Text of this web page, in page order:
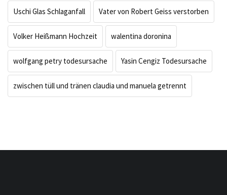
Uschi Glas Schlaganfall Vater von Robert Geiss verstorben
Volker Heißmann Hochzeit walentina doronina
wolfgang petry todesursache Yasin Cengiz Todesursache
zwischen tüll und tränen claudia und manuela getrennt